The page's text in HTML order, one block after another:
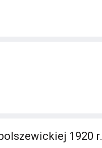
1920 r.